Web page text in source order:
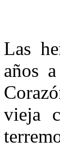
Las
años
vie­ja